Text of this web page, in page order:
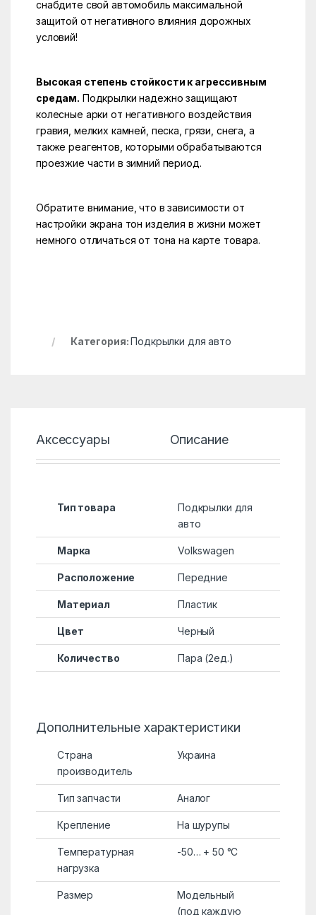
снабдите свой автомобиль максимальной
защитой от негативного влияния дорожных
условий!
Высокая степень стойкости к агрессивным
средам. Подкрылки надежно защищают
колесные арки от негативного воздействия
гравия, мелких камней, песка, грязи, снега, а
также реагентов, которыми обрабатываются
проезжие части в зимний период.
Обратите внимание, что в зависимости от
настройки экрана тон изделия в жизни может
немного отличаться от тона на карте товара.
Категория:Подкрылки для авто
Аксессуары Описание
Тип товара
Подкрылки для
авто
Марка Volkswagen
Расположение Передние
Материал Пластик
Цвет Черный
Количество Пара (2ед.)
Дополнительные характеристики
Страна
производитель
Украина
Тип запчасти Аналог
Крепление На шурупы
Температурная
нагрузка
-50… + 50 °C
Размер
Модельный
(под каждую